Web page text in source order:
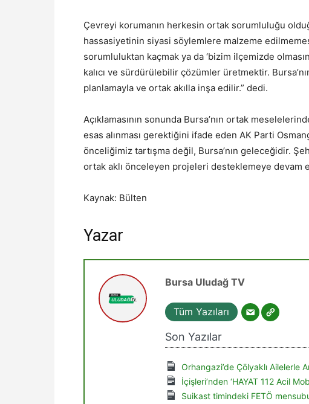
Çevreyi korumanın herkesin ortak sorumluluğu
hassasiyetinin siyasi söylemlere malzeme
sorumluluktan kaçmak ya da ‘bizim ilçemizde
kalıcı ve sürdürülebilir çözümler üretmektir.
planlamayla ve ortak akılla inşa edilir.” dedi.
Açıklamasının sonunda Bursa’nın ortak
esas alınması gerektiğini ifade eden AK Parti
önceliğimiz tartışma değil, Bursa’nın geleceğidir.
ortak aklı önceleyen projeleri desteklemeye devam
Kaynak: Bülten
Yazar
Bursa Uludağ TV
Tüm Yazıları
Son Yazılar
Orhangazi’de Çölyaklı Ailelerle
İçişleri’nden ‘HAYAT 112 Acil
Suikast timindeki FETÖ